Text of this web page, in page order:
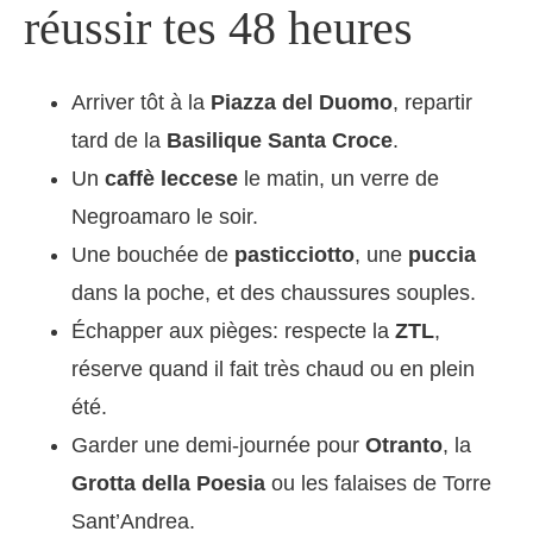
réussir tes 48 heures
Arriver tôt à la Piazza del Duomo, repartir
tard de la Basilique Santa Croce.
Un caffè leccese le matin, un verre de
Negroamaro le soir.
Une bouchée de pasticciotto, une puccia
dans la poche, et des chaussures souples.
Échapper aux pièges: respecte la ZTL,
réserve quand il fait très chaud ou en plein
été.
Garder une demi-journée pour Otranto, la
Grotta della Poesia ou les falaises de Torre
Sant’Andrea.